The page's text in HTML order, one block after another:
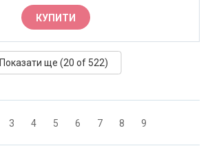
КУПИТИ
Показати ще (20 of 522)
3 4 5 6 7 8 9